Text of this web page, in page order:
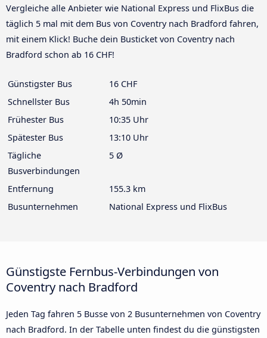
Vergleiche alle Anbieter wie National Express und FlixBus die
täglich 5 mal mit dem Bus von Coventry nach Bradford fahren,
mit einem Klick! Buche dein Busticket von Coventry nach
Bradford schon ab 16 CHF!
Günstigster Bus
16 CHF
Schnellster Bus
4h 50min
Frühester Bus
10:35 Uhr
Spätester Bus
13:10 Uhr
Tägliche
Busverbindungen
5 Ø
Entfernung
155.3 km
Busunternehmen
National Express und FlixBus
Günstigste Fernbus-Verbindungen von
Coventry nach Bradford
Jeden Tag fahren 5 Busse von 2 Busunternehmen von Coventry
nach Bradford. In der Tabelle unten findest du die günstigsten